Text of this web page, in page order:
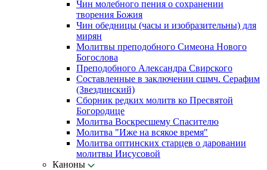
Чин молебного пения о сохранении
творения Божия
Чин обедницы (часы и изобразительны) для
мирян
Молитвы преподобного Симеона Нового
Богослова
Преподобного Александра Свирского
Составленные в заключении сщмч. Серафим
(Звездинский)
Сборник редких молитв ко Пресвятой
Богородице
Молитва Воскресшему Спасителю
Молитва "Иже на всякое время"
Молитва оптинских старцев о даровании
молитвы Иисусовой
Каноны